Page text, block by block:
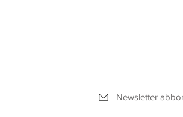
Newsletter